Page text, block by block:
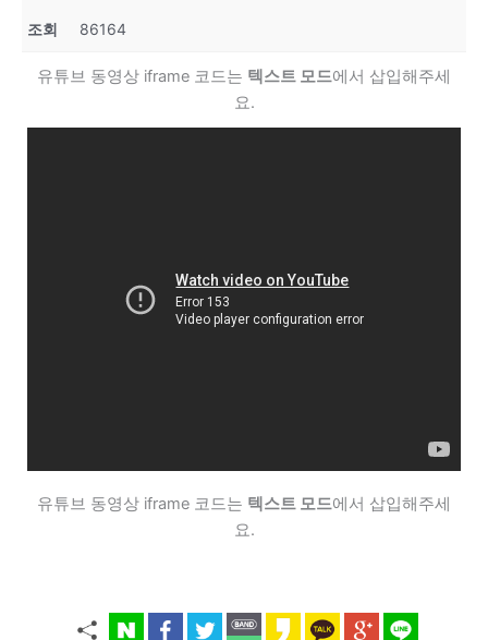
조회 86164
유튜브 동영상 iframe 코드는 텍스트 모드에서 삽입해주세
요.
유튜브 동영상 iframe 코드는 텍스트 모드에서 삽입해주세
요.